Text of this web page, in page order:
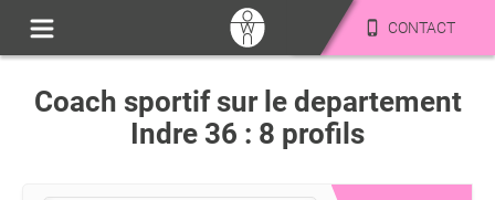
CONTACT
Coach sportif sur le departement
Indre 36 : 8 profils